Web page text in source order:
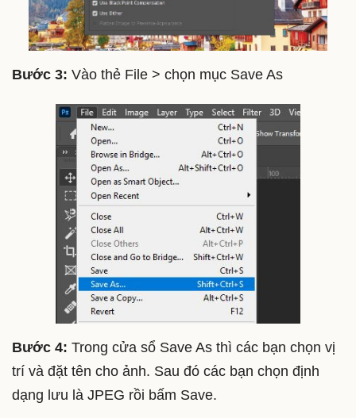
Bước 3: Vào thẻ File > chọn mục Save As
Bước 4: Trong cửa sổ Save As thì các bạn chọn vị
trí và đặt tên cho ảnh. Sau đó các bạn chọn định
dạng lưu là JPEG rồi bấm Save.